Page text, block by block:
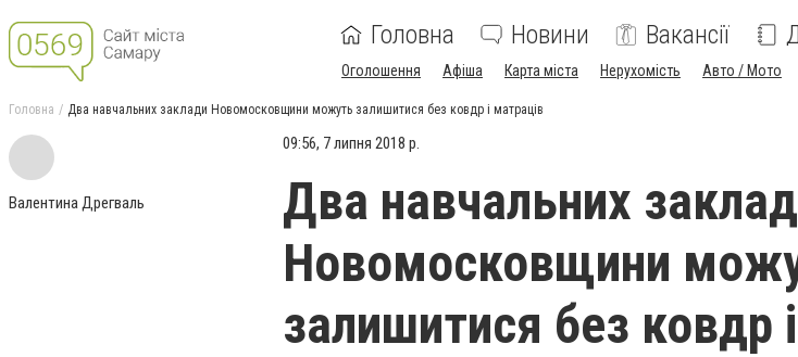
Головна Новини Вакансії
Оголошення Афіша Карта міста Нерухомість Авто / Мото
Головна Два навчальних заклади Новомосковщини можуть залишитися без ковдр і матраців
Валентина Дрегваль
09:56, 7 липня 2018 р.
Два навчальних
Новомосковщини
залишитися без ковдр